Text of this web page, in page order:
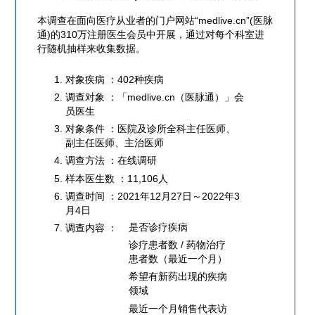
本调查在面向医疗从业者的门户网站“medlive.cn”(医脉
通)的310万注册医生会员中开展，通过对每个科室进
行随机抽样来收集数据。
对象疾病 ：402种疾病
调查对象 ：「medlive.cn（医脉通）」会
员医生
对象条件 ：医院及诊所全科主任医师、
副主任医师、主治医师
调查方法 ：在线调研
样本医生数 ：11,106人
调查时间 ：2021年12月27日～2022年3
月4日
调查内容 ：
是否诊疗疾病
诊疗患者数 / 药物治疗
患者数（最近一个月）
希望有新药出现的疾病
领域
最近一个月销售代表访